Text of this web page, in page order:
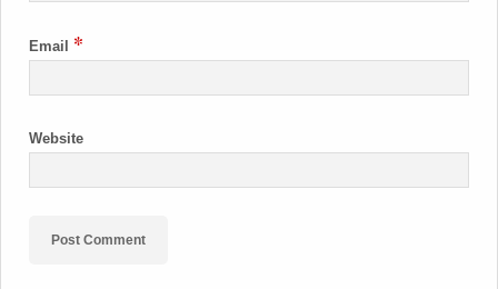
Email *
Website